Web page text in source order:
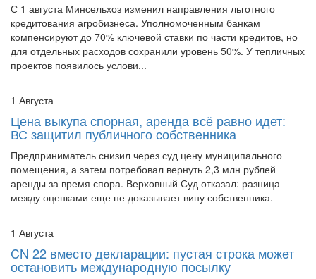
С 1 августа Минсельхоз изменил направления льготного
кредитования агробизнеса. Уполномоченным банкам
компенсируют до 70% ключевой ставки по части кредитов, но
для отдельных расходов сохранили уровень 50%. У тепличных
проектов появилось услови...
1 Августа
Цена выкупа спорная, аренда всё равно идет:
ВС защитил публичного собственника
Предприниматель снизил через суд цену муниципального
помещения, а затем потребовал вернуть 2,3 млн рублей
аренды за время спора. Верховный Суд отказал: разница
между оценками еще не доказывает вину собственника.
1 Августа
CN 22 вместо декларации: пустая строка может
остановить международную посылку